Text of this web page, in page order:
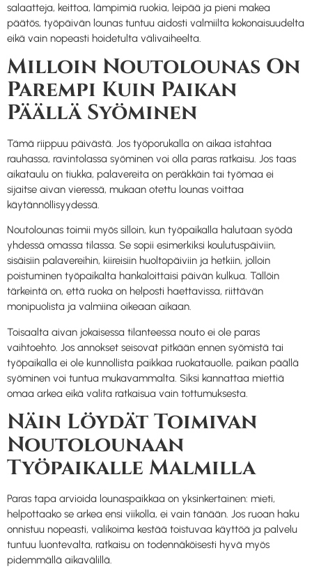
salaatteja, keittoa, lämpimiä ruokia, leipää ja pieni makea
päätös, työpäivän lounas tuntuu aidosti valmiilta kokonaisuudelta
eikä vain nopeasti hoidetulta välivaiheelta.
Milloin Noutolounas On
Parempi Kuin Paikan
Päällä Syöminen
Tämä riippuu päivästä. Jos työporukalla on aikaa istahtaa
rauhassa, ravintolassa syöminen voi olla paras ratkaisu. Jos taas
aikataulu on tiukka, palavereita on peräkkäin tai työmaa ei
sijaitse aivan vieressä, mukaan otettu lounas voittaa
käytännöllisyydessä.
Noutolounas toimii myös silloin, kun työpaikalla halutaan syödä
yhdessä omassa tilassa. Se sopii esimerkiksi koulutuspäiviin,
sisäisiin palavereihin, kiireisiin huoltopäiviin ja hetkiin, jolloin
poistuminen työpaikalta hankaloittaisi päivän kulkua. Tällöin
tärkeintä on, että ruoka on helposti haettavissa, riittävän
monipuolista ja valmiina oikeaan aikaan.
Toisaalta aivan jokaisessa tilanteessa nouto ei ole paras
vaihtoehto. Jos annokset seisovat pitkään ennen syömistä tai
työpaikalla ei ole kunnollista paikkaa ruokatauolle, paikan päällä
syöminen voi tuntua mukavammalta. Siksi kannattaa miettiä
omaa arkea eikä valita ratkaisua vain tottumuksesta.
Näin Löydät Toimivan
Noutolounaan
Työpaikalle Malmilla
Paras tapa arvioida lounaspaikkaa on yksinkertainen: mieti,
helpottaako se arkea ensi viikolla, ei vain tänään. Jos ruoan haku
onnistuu nopeasti, valikoima kestää toistuvaa käyttöä ja palvelu
tuntuu luontevalta, ratkaisu on todennäköisesti hyvä myös
pidemmällä aikavälillä.